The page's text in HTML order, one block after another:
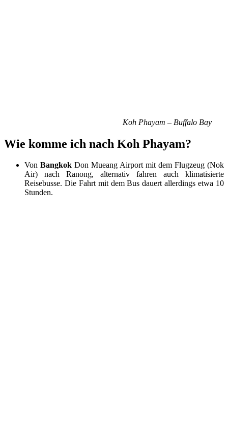
Koh Phayam – Buffalo Bay
Wie komme ich nach Koh Phayam?
Von Bangkok Don Mueang Airport mit dem Flugzeug (Nok
Air) nach Ranong, alternativ fahren auch klimatisierte
Reisebusse. Die Fahrt mit dem Bus dauert allerdings etwa 10
Stunden.